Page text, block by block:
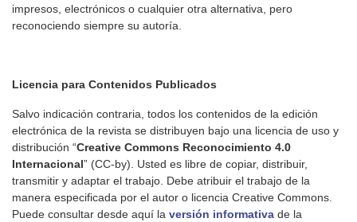
impresos, electrónicos o cualquier otra alternativa, pero
reconociendo siempre su autoría.
Licencia para Contenidos Publicados
Salvo indicación contraria, todos los contenidos de la edición
electrónica de la revista se distribuyen bajo una licencia de uso y
distribución “Creative Commons Reconocimiento 4.0
Internacional” (CC-by). Usted es libre de copiar, distribuir,
transmitir y adaptar el trabajo. Debe atribuir el trabajo de la
manera especificada por el autor o licencia Creative Commons.
Puede consultar desde aquí la versión informativa de la